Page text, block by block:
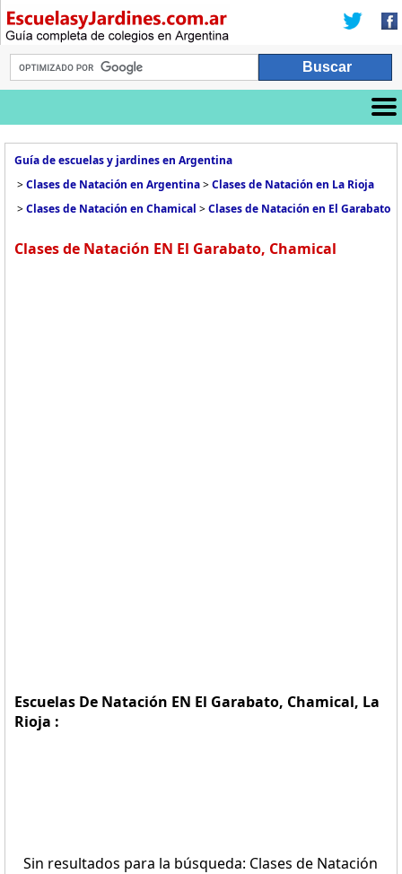
Guía de escuelas y jardines en Argentina
>Clases de Natación en Argentina>Clases de Natación en La Rioja
>Clases de Natación en Chamical >Clases de Natación en El Garabato
Clases de Natación EN El Garabato, Chamical
Escuelas De Natación EN El Garabato, Chamical, La
Rioja :
Sin resultados para la búsqueda: Clases de Natación